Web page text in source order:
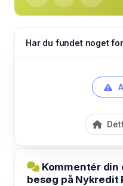
Har du fundet noget
Kommentér din
besøg på Nykredit